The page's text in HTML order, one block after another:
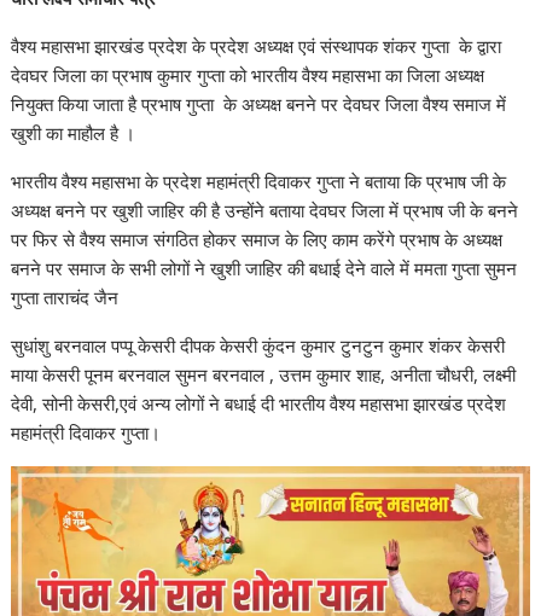
s
A
p
p
b
o
o
k
t
e
r
e
d
I
g
r
a
e
वैश्य महासभा झारखंड प्रदेश के प्रदेश अध्यक्ष एवं संस्थापक शंकर गुप्ता के द्वारा
देवघर जिला का प्रभाष कुमार गुप्ता को भारतीय वैश्य महासभा का जिला अध्यक्ष
नियुक्त किया जाता है प्रभाष गुप्ता के अध्यक्ष बनने पर देवघर जिला वैश्य समाज में
खुशी का माहौल है ।
भारतीय वैश्य महासभा के प्रदेश महामंत्री दिवाकर गुप्ता ने बताया कि प्रभाष जी के
अध्यक्ष बनने पर खुशी जाहिर की है उन्होंने बताया देवघर जिला में प्रभाष जी के बनने
पर फिर से वैश्य समाज संगठित होकर समाज के लिए काम करेंगे प्रभाष के अध्यक्ष
बनने पर समाज के सभी लोगों ने खुशी जाहिर की बधाई देने वाले में ममता गुप्ता सुमन
गुप्ता ताराचंद जैन
सुधांशु बरनवाल पप्पू केसरी दीपक केसरी कुंदन कुमार टुनटुन कुमार शंकर केसरी
माया केसरी पूनम बरनवाल सुमन बरनवाल , उत्तम कुमार शाह, अनीता चौधरी, लक्ष्मी
देवी, सोनी केसरी,एवं अन्य लोगों ने बधाई दी भारतीय वैश्य महासभा झारखंड प्रदेश
महामंत्री दिवाकर गुप्ता।